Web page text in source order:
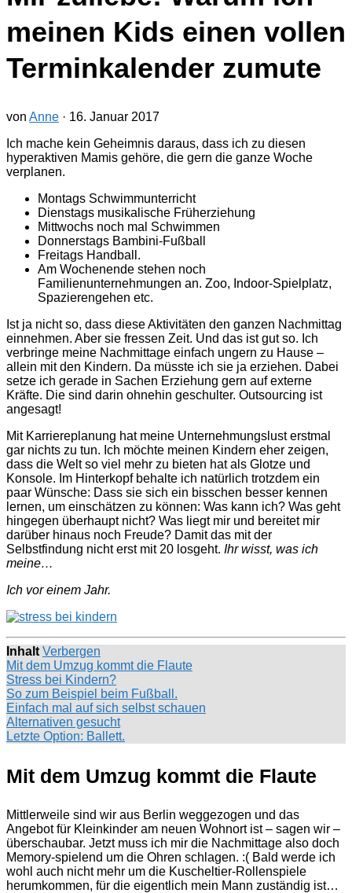
meinen Kids einen vollen
Terminkalender zumute
von Anne · 16. Januar 2017
Ich mache kein Geheimnis daraus, dass ich zu diesen
hyperaktiven Mamis gehöre, die gern die ganze Woche
verplanen.
Montags Schwimmunterricht
Dienstags musikalische Früherziehung
Mittwochs noch mal Schwimmen
Donnerstags Bambini-Fußball
Freitags Handball.
Am Wochenende stehen noch
Familienunternehmungen an. Zoo, Indoor-Spielplatz,
Spazierengehen etc.
Ist ja nicht so, dass diese Aktivitäten den ganzen Nachmittag
einnehmen. Aber sie fressen Zeit. Und das ist gut so. Ich
verbringe meine Nachmittage einfach ungern zu Hause –
allein mit den Kindern. Da müsste ich sie ja erziehen. Dabei
setze ich gerade in Sachen Erziehung gern auf externe
Kräfte. Die sind darin ohnehin geschulter. Outsourcing ist
angesagt!
Mit Karriereplanung hat meine Unternehmungslust erstmal
gar nichts zu tun. Ich möchte meinen Kindern eher zeigen,
dass die Welt so viel mehr zu bieten hat als Glotze und
Konsole. Im Hinterkopf behalte ich natürlich trotzdem ein
paar Wünsche: Dass sie sich ein bisschen besser kennen
lernen, um einschätzen zu können: Was kann ich? Was geht
hingegen überhaupt nicht? Was liegt mir und bereitet mir
darüber hinaus noch Freude? Damit das mit der
Selbstfindung nicht erst mit 20 losgeht. Ihr wisst, was ich
meine…
Ich vor einem Jahr.
Inhalt Verbergen
Mit dem Umzug kommt die Flaute
Stress bei Kindern?
So zum Beispiel beim Fußball.
Einfach mal auf sich selbst schauen
Alternativen gesucht
Letzte Option: Ballett.
Mit dem Umzug kommt die Flaute
Mittlerweile sind wir aus Berlin weggezogen und das
Angebot für Kleinkinder am neuen Wohnort ist – sagen wir –
überschaubar. Jetzt muss ich mir die Nachmittage also doch
Memory-spielend um die Ohren schlagen. :( Bald werde ich
wohl auch nicht mehr um die Kuscheltier-Rollenspiele
herumkommen, für die eigentlich mein Mann zuständig ist…